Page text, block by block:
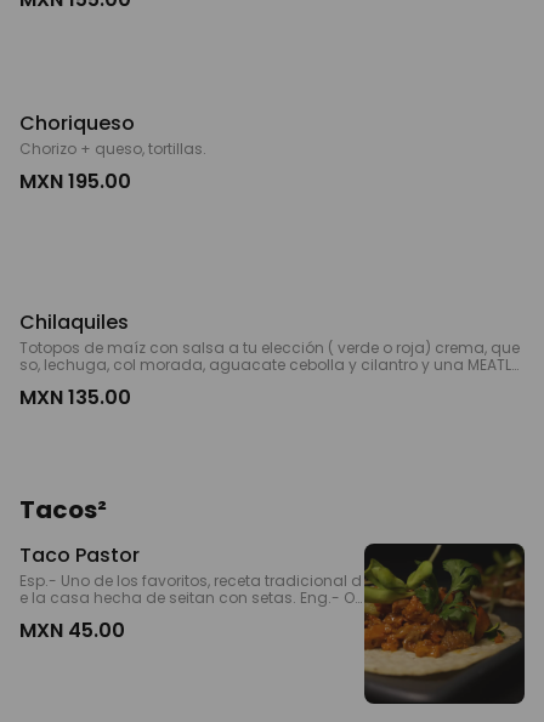
Choriqueso
Chorizo + queso, tortillas.
MXN 195.00
Chilaquiles
Totopos de maíz con salsa a tu elección ( verde o roja) crema, que
so, lechuga, col morada, aguacate cebolla y cilantro y una MEATLE
MXN 135.00
Tacos²
Taco Pastor
Esp.- Uno de los favoritos, receta tradicional d
e la casa hecha de seitan con setas. Eng.- On
rotein and oyster mushrooms.
MXN 45.00